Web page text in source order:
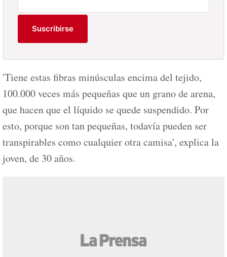
Suscribirse
'Tiene estas fibras minúsculas encima del tejido,
100.000 veces más pequeñas que un grano de arena,
que hacen que el líquido se quede suspendido. Por
esto, porque son tan pequeñas, todavía pueden ser
transpirables como cualquier otra camisa', explica la
joven, de 30 años.